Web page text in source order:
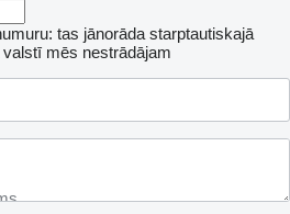
tas jānorāda starptautiskajā
valstī mēs nestrādājam